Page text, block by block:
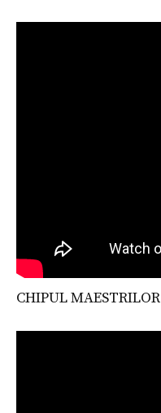
CHIPUL MAESTRILOR